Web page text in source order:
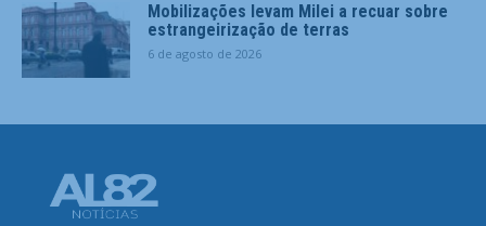
Mobilizações levam Milei a recuar sobre
estrangeirização de terras
6 de agosto de 2026